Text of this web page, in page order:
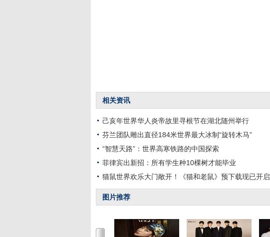
相关资讯
己亥年世界华人炎帝故里寻根节在湖北随州举行
芬兰团队雕出直径184米世界最大冰制“旋转木马”
“智慧天路”：世界高寒铁路的中国探索
菲律宾出新招：所有学生种10棵树才能毕业
猫鼠世界欢乐大门敞开！《猫和老鼠》预下载现已开启
图片推荐